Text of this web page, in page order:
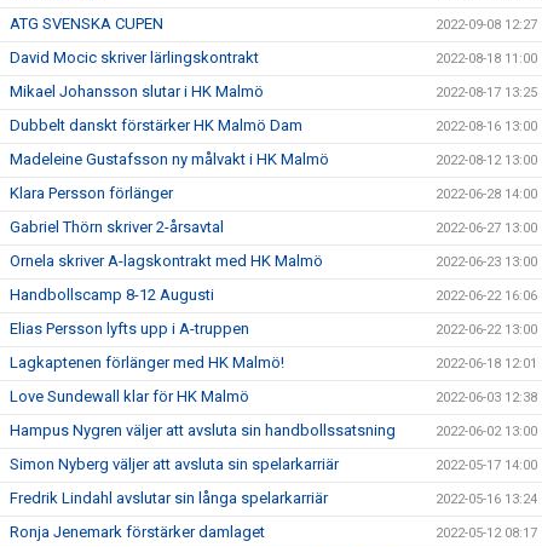
ATG SVENSKA CUPEN 2022-09-08 12:27
David Mocic skriver lärlingskontrakt 2022-08-18 11:00
Mikael Johansson slutar i HK Malmö 2022-08-17 13:25
Dubbelt danskt förstärker HK Malmö Dam 2022-08-16 13:00
Madeleine Gustafsson ny målvakt i HK Malmö 2022-08-12 13:00
Klara Persson förlänger 2022-06-28 14:00
Gabriel Thörn skriver 2-årsavtal 2022-06-27 13:00
Ornela skriver A-lagskontrakt med HK Malmö 2022-06-23 13:00
Handbollscamp 8-12 Augusti 2022-06-22 16:06
Elias Persson lyfts upp i A-truppen 2022-06-22 13:00
Lagkaptenen förlänger med HK Malmö! 2022-06-18 12:01
Love Sundewall klar för HK Malmö 2022-06-03 12:38
Hampus Nygren väljer att avsluta sin handbollssatsning 2022-06-02 13:00
Simon Nyberg väljer att avsluta sin spelarkarriär 2022-05-17 14:00
Fredrik Lindahl avslutar sin långa spelarkarriär 2022-05-16 13:24
Ronja Jenemark förstärker damlaget 2022-05-12 08:17